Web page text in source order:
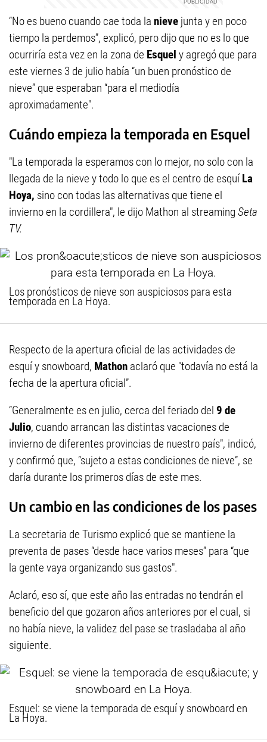
“No es bueno cuando cae toda la nieve junta y en poco
tiempo la perdemos”, explicó, pero dijo que no es lo que
ocurriría esta vez en la zona de Esquel y agregó que para
este viernes 3 de julio había “un buen pronóstico de
nieve” que esperaban “para el mediodía
aproximadamente".
Cuándo empieza la temporada en Esquel
"La temporada la esperamos con lo mejor, no solo con la
llegada de la nieve y todo lo que es el centro de esquíLa
Hoya, sino con todas las alternativas que tiene el
invierno en la cordillera", le dijo Mathon al streaming Seta
TV.
Los pronósticos de nieve son auspiciosos para esta
temporada en La Hoya.
Respecto de la apertura oficial de las actividades de
esquí y snowboard, Mathon aclaró que "todavía no está la
fecha de la apertura oficial”.
“Generalmente es en julio, cerca del feriado del 9 de
Julio, cuando arrancan las distintas vacaciones de
invierno de diferentes provincias de nuestro país", indicó,
y confirmó que, “sujeto a estas condiciones de nieve”, se
daría durante los primeros días de este mes.
Un cambio en las condiciones de los pases
La secretaria de Turismo explicó que se mantiene la
preventa de pases “desde hace varios meses” para “que
la gente vaya organizando sus gastos".
Aclaró, eso sí, que este año las entradas no tendrán el
beneficio del que gozaron años anteriores por el cual, si
no había nieve, la validez del pase se trasladaba al año
siguiente.
Esquel: se viene la temporada de esquí y snowboard en
La Hoya.